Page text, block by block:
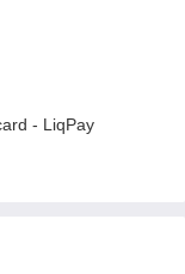
- LiqPay